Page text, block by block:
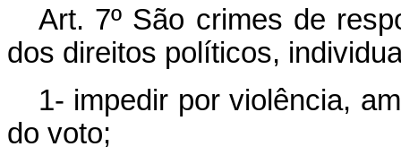
Art. 7º São crimes de
dos direitos políticos,
1- impedir por violência,
do voto;